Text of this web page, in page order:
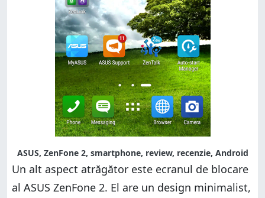
ASUS, ZenFone 2, smartphone, review, recenzie, Android
Un alt aspect atrăgător este ecranul de blocare
al ASUS ZenFone 2. El are un design minimalist,